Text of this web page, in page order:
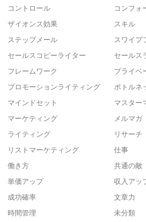
コントロール
コンフォ
ザイオンス効果
スキル
ステップメール
スワイプ
セールスコピーライター
セールス
フレームワーク
プライベ
プロモーションライティング
ボトルネ
マインドセット
マスター
マーケティング
メルマガ
ライティング
リサーチ
リストマーケティング
仕事
働き方
共通の敵
単価アップ
収入アッ
成功確率
文章力
時間管理
未分類